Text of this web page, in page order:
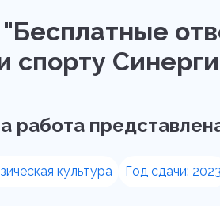
спорту
работа
культура Год сдачи: 2023